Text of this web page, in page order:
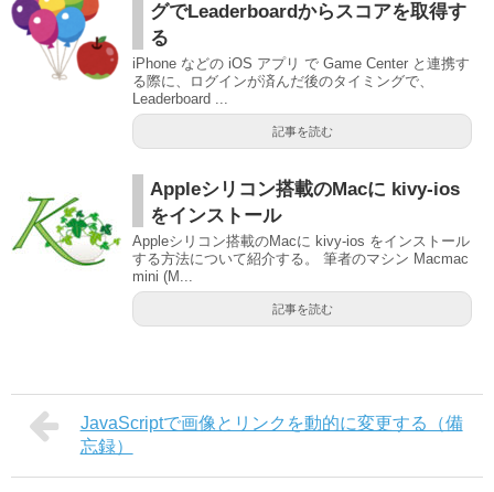
グでLeaderboardからスコアを取得す
る
iPhone などの iOS アプリ で Game Center と連携す
る際に、ログインが済んだ後のタイミングで、
Leaderboard ...
記事を読む
Appleシリコン搭載のMacに kivy-ios
をインストール
Appleシリコン搭載のMacに kivy-ios をインストール
する方法について紹介する。 筆者のマシン Macmac
mini (M...
記事を読む
JavaScriptで画像とリンクを動的に変更する（備
忘録）